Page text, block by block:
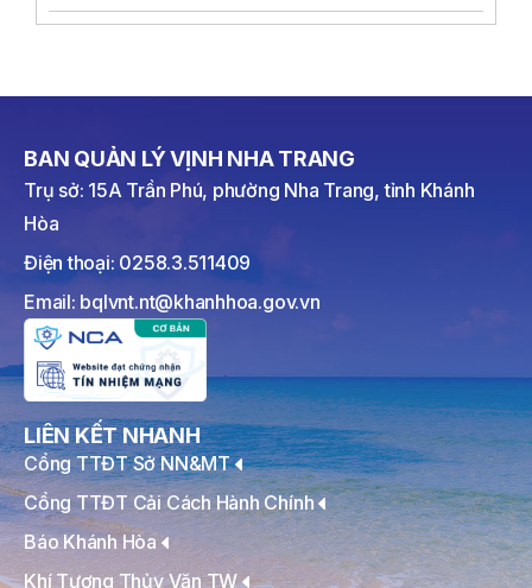
BAN QUẢN LÝ VỊNH NHA TRANG
Trụ sở: 15A Trần Phú, phường Nha Trang, tỉnh Khánh
Hòa
Điện thoại: 0258.3.511409
Email: bqlvnt.nt@khanhhoa.gov.vn
LIÊN KẾT NHANH
Cổng TTĐT Sở NN&MT
Cổng TTĐT Cải Cách Hành Chính
Báo Khánh Hòa
Khí Tượng Thủy Văn TW